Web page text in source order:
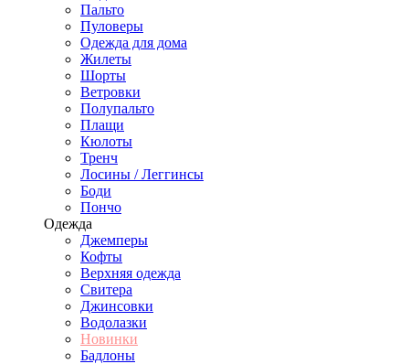
Пальто
Пуловеры
Одежда для дома
Жилеты
Шорты
Ветровки
Полупальто
Плащи
Кюлоты
Тренч
Лосины / Леггинсы
Боди
Пончо
Одежда
Джемперы
Кофты
Верхняя одежда
Свитера
Джинсовки
Водолазки
Новинки
Бадлоны